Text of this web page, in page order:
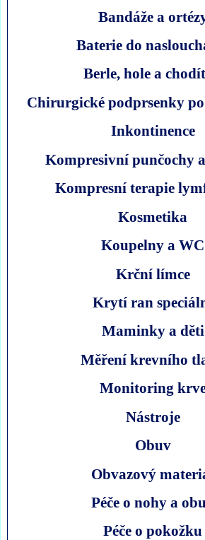
Bandáže a
Baterie do
Berle, hole a
Chirurgické podprsenky
Inkontinence
Kompresivní punčochy
Kompresní terapie
Kosmetika
Koupelny a WC
Krční límce
Krytí ran
Maminky a děti
Měření krevního
Monitoring
Nástroje
Obuv
Obvazový
Péče o nohy a
Péče o pokožku